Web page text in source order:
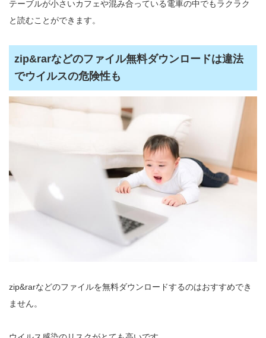
テーブルが小さいカフェや混み合っている電車の中でもラクラク
と読むことができます。
zip&rarなどのファイル無料ダウンロードは違法
でウイルスの危険性も
zip&rarなどのファイルを無料ダウンロードするのはおすすめでき
ません。